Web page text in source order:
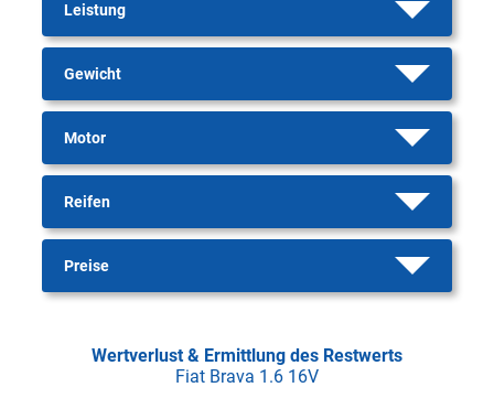
Leistung
Gewicht
Motor
Reifen
Preise
Wertverlust & Ermittlung des Restwerts
Fiat Brava 1.6 16V